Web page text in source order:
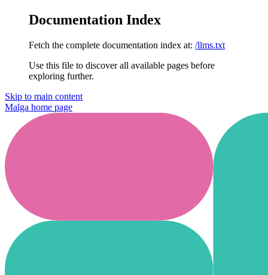
Documentation Index
Fetch the complete documentation index at: /llms.txt
Use this file to discover all available pages before
exploring further.
Skip to main content
Malga home page